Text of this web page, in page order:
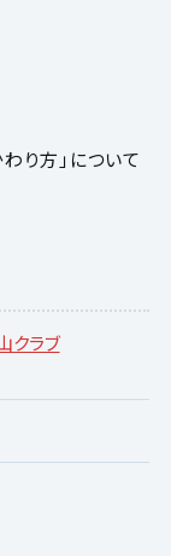
方」について
クラブ